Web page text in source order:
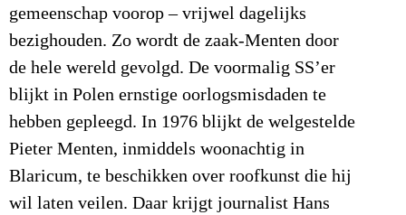
gemeenschap voorop – vrijwel dagelijks
bezighouden. Zo wordt de zaak-Menten door
de hele wereld gevolgd. De voormalig SS’er
blijkt in Polen ernstige oorlogsmisdaden te
hebben gepleegd. In 1976 blijkt de welgestelde
Pieter Menten, inmiddels woonachtig in
Blaricum, te beschikken over roofkunst die hij
wil laten veilen. Daar krijgt journalist Hans